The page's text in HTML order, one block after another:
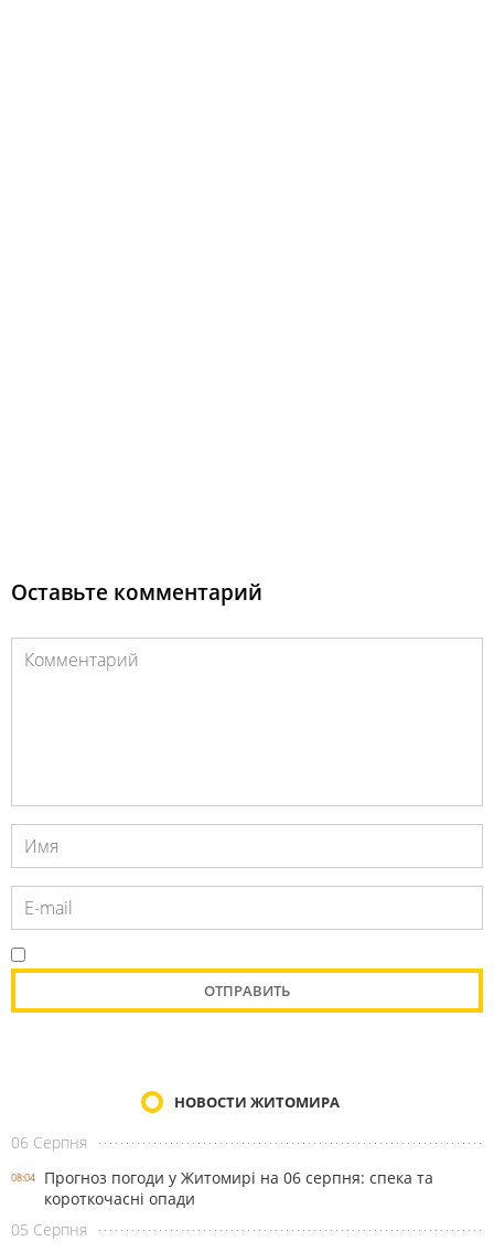
Оставьте комментарий
НОВОСТИ ЖИТОМИРА
06 Серпня
08:04
Прогноз погоди у Житомирі на 06 серпня: спека та
короткочасні опади
05 Серпня